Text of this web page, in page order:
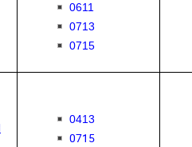
0611
0713
0715
0413
0715